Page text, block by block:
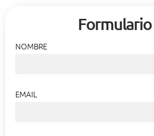
Formulario
NOMBRE
EMAIL